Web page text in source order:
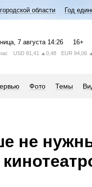
области Год
, 7 августа 14:26 16+
USD 81,41 ▲0,48 EUR 94,06
Фото Темы
не